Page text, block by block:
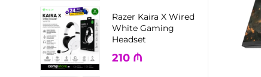
Razer Kaira X Wired
White Gaming
Headset
210 ₼